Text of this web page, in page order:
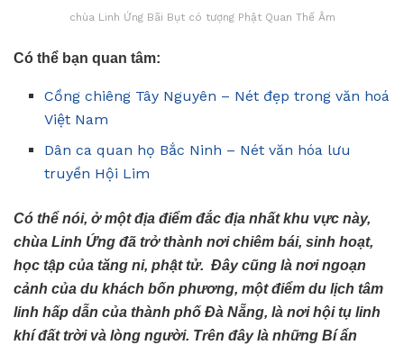
chùa Linh Ứng Bãi Bụt có tượng Phật Quan Thế Âm
Có thể bạn quan tâm:
Cồng chiêng Tây Nguyên – Nét đẹp trong văn hoá
Việt Nam
Dân ca quan họ Bắc Ninh – Nét văn hóa lưu
truyền Hội Lim
Có thể nói, ở một địa điểm đắc địa nhất khu vực này,
chùa Linh Ứng đã trở thành nơi chiêm bái, sinh hoạt,
học tập của tăng ni, phật tử. Đây cũng là nơi ngoạn
cảnh của du khách bốn phương, một điểm du lịch tâm
linh hấp dẫn của thành phố Đà Nẵng, là nơi hội tụ linh
khí đất trời và lòng người. Trên đây là những Bí ẩn